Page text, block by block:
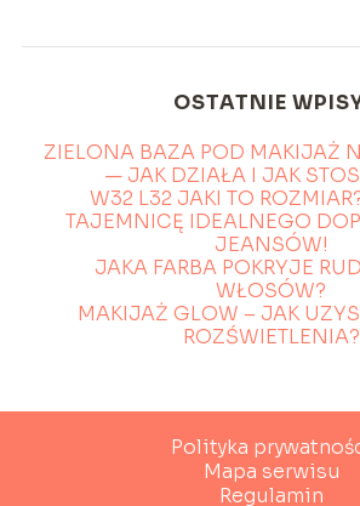
OSTATNIE
ZIELONA BAZA POD MAKIJAŻ
— JAK DZIAŁA I JAK
W32 L32 JAKI TO
TAJEMNICĘ IDEALNEGO
JEANSÓW!
JAKA FARBA POKRYJE
WŁOSÓW?
MAKIJAŻ GLOW – JAK
ROZŚWIETLENIA?
Polityka
Mapa serwisu
Regulamin